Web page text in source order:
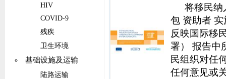
HIV
COVID-9
残疾
卫生环境
基础设施及运输
陆路运输
以及未来实
将移民纳
包 资助者
反映国际移
署） 报告中
民组织对任
任何意见或